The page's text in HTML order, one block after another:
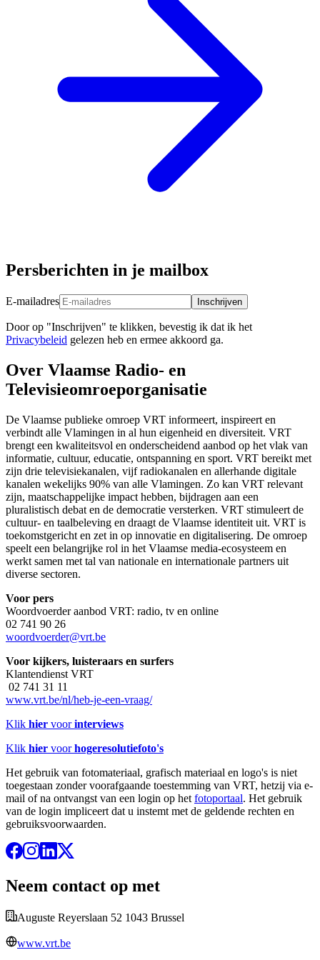
Persberichten in je mailbox
E-mailadres Inschrijven
Door op "Inschrijven" te klikken, bevestig ik dat ik het
Privacybeleid gelezen heb en ermee akkoord ga.
Over Vlaamse Radio- en
Televisieomroeporganisatie
De Vlaamse publieke omroep VRT informeert, inspireert en
verbindt alle Vlamingen in al hun eigenheid en diversiteit. VRT
brengt een kwaliteitsvol en onderscheidend aanbod op het vlak van
informatie, cultuur, educatie, ontspanning en sport. VRT bereikt met
zijn drie televisiekanalen, vijf radiokanalen en allerhande digitale
kanalen wekelijks 90% van alle Vlamingen. Zo kan VRT relevant
zijn, maatschappelijke impact hebben, bijdragen aan een
pluralistisch debat en de democratie versterken. VRT stimuleert de
cultuur- en taalbeleving en draagt de Vlaamse identiteit uit. VRT is
toekomstgericht en zet in op innovatie en digitalisering. De omroep
speelt een belangrijke rol in het Vlaamse media-ecosysteem en
werkt samen met tal van nationale en internationale partners uit
diverse sectoren.
Voor pers
Woordvoerder aanbod VRT: radio, tv en online
02 741 90 26
woordvoerder@vrt.be
Voor kijkers, luisteraars en surfers
Klantendienst VRT
02 741 31 11
www.vrt.be/nl/heb-je-een-vraag/
Klik hier voorinterviews
Klik hier voorhogeresolutiefoto's
Het gebruik van fotomateriaal, grafisch materiaal en logo's is niet
toegestaan zonder voorafgaande toestemming van VRT, hetzij via e-
mail of na ontvangst van een login op het fotoportaal. Het gebruik
van de login impliceert dat u instemt met de geldende rechten en
gebruiksvoorwaarden.
Neem contact op met
Auguste Reyerslaan 52 1043 Brussel
www.vrt.be